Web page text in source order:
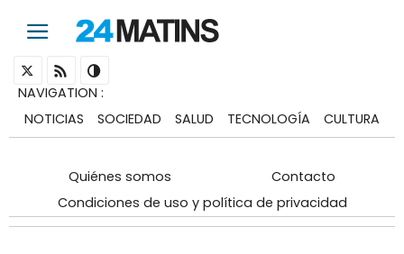
NAVIGATION :
NOTICIAS
SOCIEDAD SALUD TECNOLOGÍA CULTURA
Quiénes somos
Contacto
Condiciones de uso y política de privacidad